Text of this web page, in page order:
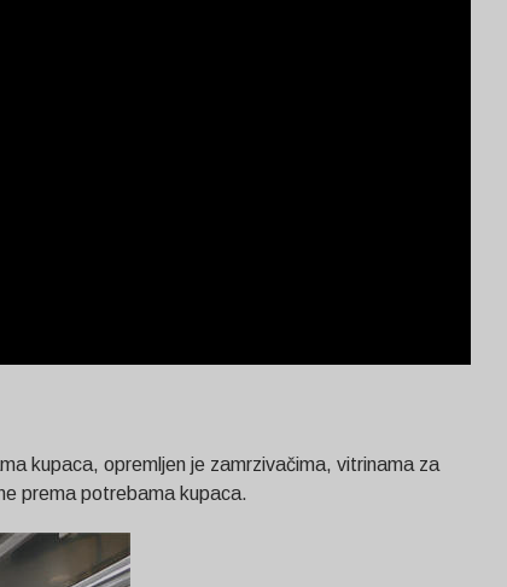
kupaca, opremljen je zamrzivačima, vitrinama za
prema potrebama kupaca.